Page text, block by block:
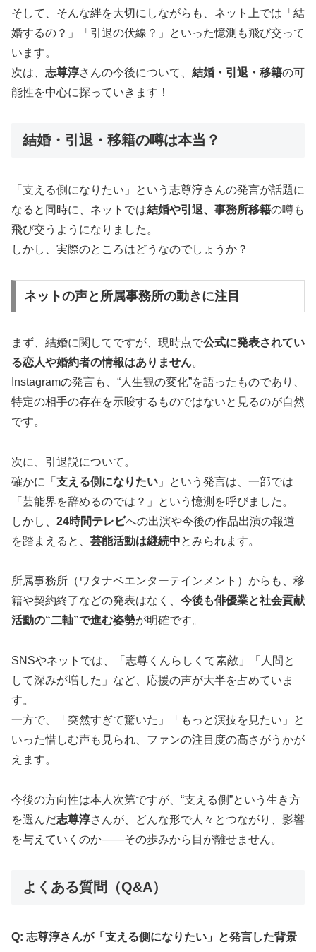
そして、そんな絆を大切にしながらも、ネット上では「結
婚するの？」「引退の伏線？」といった憶測も飛び交って
います。
次は、 志尊淳さんの今後について、 結婚・引退・移籍の可
能性を中心に探っていきます！
結婚・引退・移籍の噂は本当？
「支える側になりたい」という志尊淳さんの発言が話題に
なると同時に、ネットでは結婚や引退、事務所移籍の噂も
飛び交うようになりました。
しかし、実際のところはどうなのでしょうか？
ネットの声と所属事務所の動きに注目
まず、結婚に関してですが、現時点で公式に発表されてい
る恋人や婚約者の情報はありません。
Instagramの発言も、“人生観の変化”を語ったものであり、
特定の相手の存在を示唆するものではないと見るのが自然
です。
次に、引退説について。
確かに「 支える側になりたい 」という発言は、一部では
「芸能界を辞めるのでは？」という憶測を呼びました。
しかし、 24時間テレビへの出演や今後の作品出演の報道
を踏まえると、 芸能活動は継続中とみられます。
所属事務所（ワタナベエンターテインメント）からも、移
籍や契約終了などの発表はなく、 今後も俳優業と社会貢献
活動の“二軸”で進む姿勢が明確です。
SNSやネットでは、「志尊くんらしくて素敵」「人間と
して深みが増した」など、応援の声が大半を占めていま
す。
一方で、「突然すぎて驚いた」「もっと演技を見たい」と
いった惜しむ声も見られ、ファンの注目度の高さがうかが
えます。
今後の方向性は本人次第ですが、“支える側”という生き方
を選んだ志尊淳さんが、どんな形で人々とつながり、影響
を与えていくのか――その歩みから目が離せません。
よくある質問（Q&A）
Q: 志尊淳さんが「支える側になりたい」と発言した背景